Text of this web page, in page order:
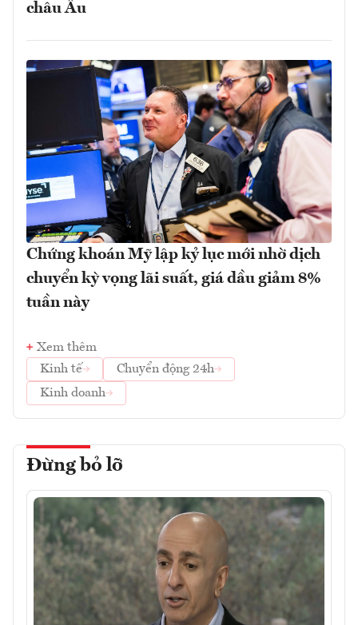
châu Âu
Chứng khoán Mỹ lập kỷ lục mới nhờ dịch
chuyển kỳ vọng lãi suất, giá dầu giảm 8%
tuần này
Xem thêm
Kinh tế
Chuyển động 24h
Kinh doanh
Đừng bỏ lỡ